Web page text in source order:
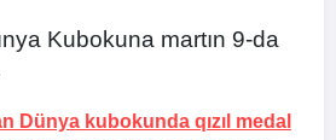
Kubokuna martın 9-da
Dünya kubokunda qızıl medal